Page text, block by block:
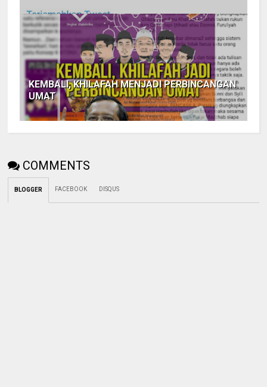
KEMBALI, KHILAFAH MENJADI PERBINCANGAN
UMAT
COMMENTS
BLOGGER FACEBOOK DISQUS